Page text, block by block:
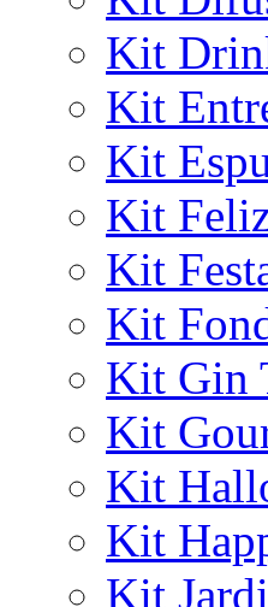
Kit
Kit
Kit
Kit
Kit
Kit
Kit Gin
Kit
Kit
Kit
Kit